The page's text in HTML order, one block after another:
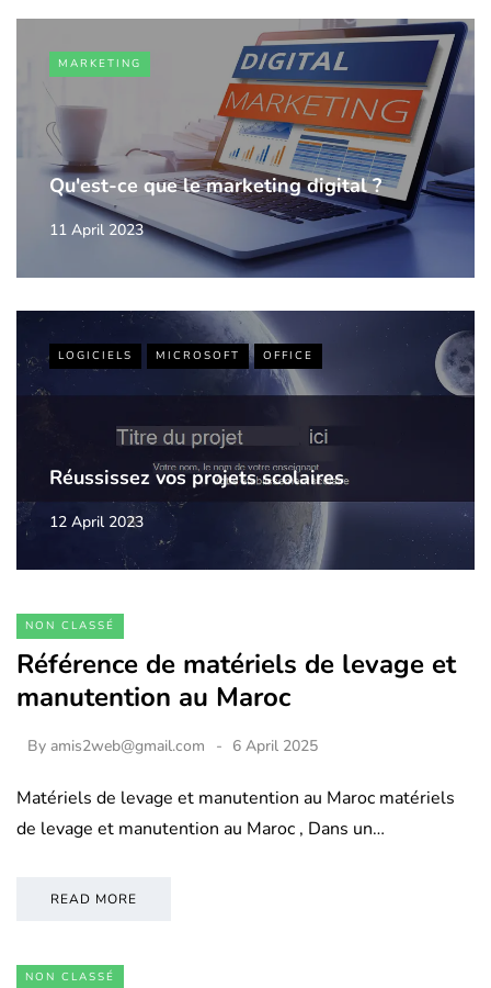
MARKETING
Qu'est-ce que le marketing digital ?
11 April 2023
LOGICIELS MICROSOFT OFFICE
Réussissez vos projets scolaires
12 April 2023
NON CLASSÉ
Référence de matériels de levage et
manutention au Maroc
By amis2web@gmail.com 6 April 2025
Matériels de levage et manutention au Maroc matériels
de levage et manutention au Maroc , Dans un…
READ MORE
NON CLASSÉ